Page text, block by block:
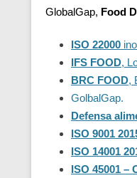
GlobalGap, Food
ISO 22000
IFS FOOD,
BRC FOOD,
GolbalGap.
Defensa
ISO 9001
ISO 14001
ISO 45001 –